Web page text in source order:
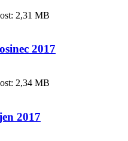
2,31 MB
2017
2,34 MB
2017